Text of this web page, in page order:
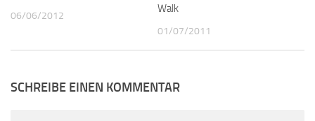
06/06/2012
Walk
01/07/2011
SCHREIBE EINEN KOMMENTAR